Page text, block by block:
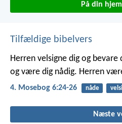
På din
Tilfældige bibelvers
Herren velsigne dig og
og være dig nådig. Herren
4. Mosebog 6:24-26 nåde
Næste